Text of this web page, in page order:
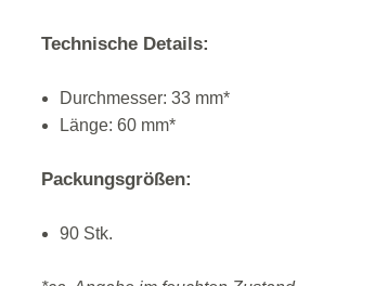
Technische Details:
Durchmesser: 33 mm*
Länge: 60 mm*
Packungsgrößen:
90 Stk.